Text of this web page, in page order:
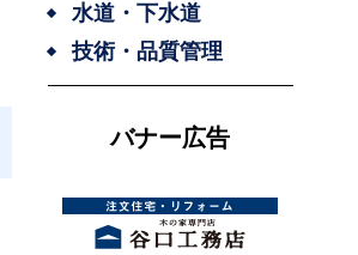
水道・下水道
技術・品質管理
バナー広告